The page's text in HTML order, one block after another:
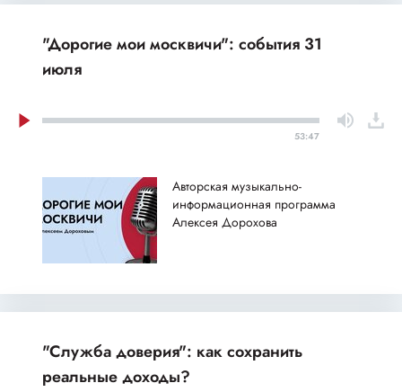
"Дорогие мои москвичи": события 31
июля
53:47
Авторская музыкально-
информационная программа
Алексея Дорохова
"Служба доверия": как сохранить
реальные доходы?